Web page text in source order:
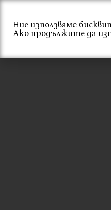
Skip
contentНие използваме
Ако продължите да